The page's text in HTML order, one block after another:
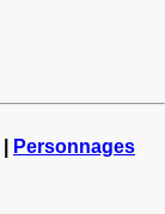
Personnages